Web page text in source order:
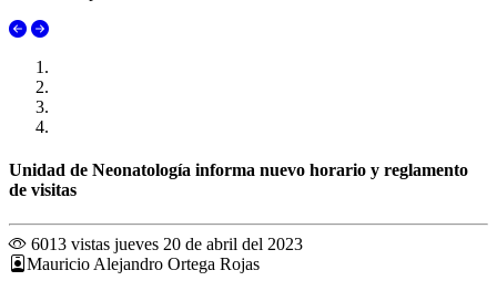
Unidad de Neonatología informa nuevo horario y reglamento
de visitas
6013 vistas jueves 20 de abril del 2023
Mauricio Alejandro Ortega Rojas